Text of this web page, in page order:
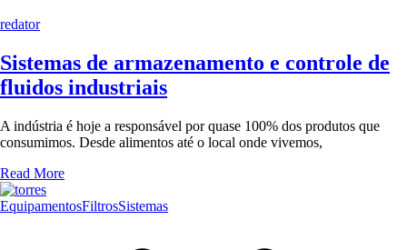
redator
Sistemas de armazenamento e controle de
fluidos industriais
A indústria é hoje a responsável por quase 100% dos produtos que
consumimos. Desde alimentos até o local onde vivemos,
Read More
EquipamentosFiltrosSistemas